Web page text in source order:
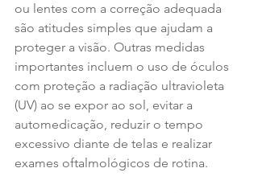
ou lentes com a correção adequada
são atitudes simples que ajudam a
proteger a visão. Outras medidas
importantes incluem o uso de óculos
com proteção a radiação ultravioleta
(UV) ao se expor ao sol, evitar a
automedicação, reduzir o tempo
excessivo diante de telas e realizar
exames oftalmológicos de rotina.